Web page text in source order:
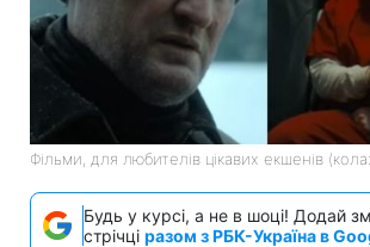
Фільми, для любителів цікавих екшенів
Будь у курсі, а не в шоці! Додай
стрічці разом з РБК-Україна в